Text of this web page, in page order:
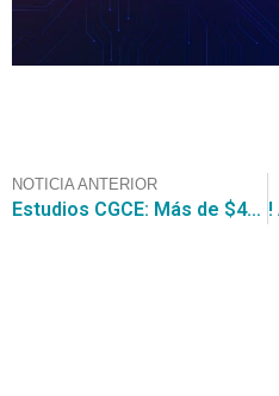
NOTICIA ANTERIOR
Estudios CGCE: Más de $41,3 mil Millones arrojó el Estudio del Convenio Marco Artículos de Aseo e Higiene